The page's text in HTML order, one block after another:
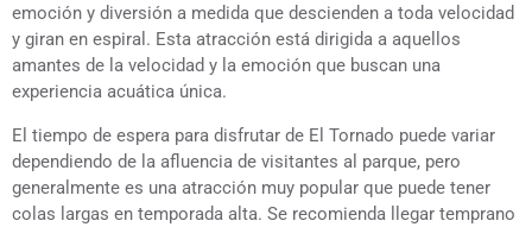
emoción y diversión a medida que descienden a toda velocidad
y giran en espiral. Esta atracción está dirigida a aquellos
amantes de la velocidad y la emoción que buscan una
experiencia acuática única.
El tiempo de espera para disfrutar de El Tornado puede variar
dependiendo de la afluencia de visitantes al parque, pero
generalmente es una atracción muy popular que puede tener
colas largas en temporada alta. Se recomienda llegar temprano